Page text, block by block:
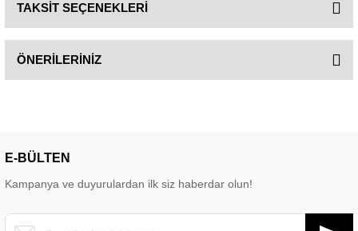
TAKSİT SEÇENEKLERİ
ÖNERİLERİNİZ
E-BÜLTEN
Kampanya ve duyurulardan ilk siz haberdar olun!